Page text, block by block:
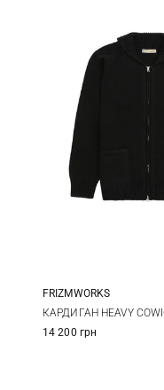
M L
FRIZMWORKS
КАРДИГАН HEAVY
14 200 грн